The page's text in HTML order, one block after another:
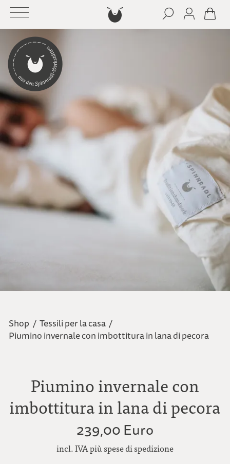
Shop / Tessili per la casa /
Piumino invernale con imbottitura in lana di pecora
Piumino invernale con
imbottitura in lana di pecora
239,00 Euro
incl. IVA più spese di spedizione